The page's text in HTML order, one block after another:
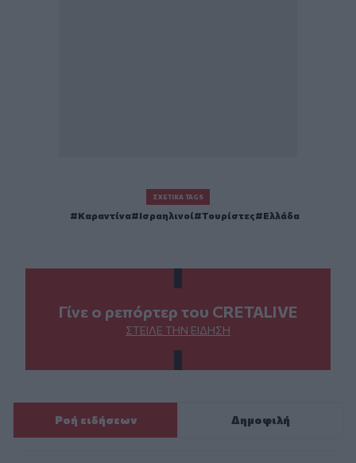
ΣΧΕΤΙΚΆ TAGS
Καραντίνα Ισραηλινοί Τουρίστες Ελλάδα
Γίνε ο ρεπόρτερ του CRETALIVE
ΣΤΕΊΛΕ ΤΗΝ ΕΊΔΗΣΗ
Ροή ειδήσεων Δημοφιλή